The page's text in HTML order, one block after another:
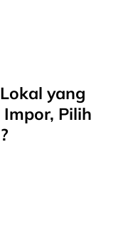
yang
Pilih